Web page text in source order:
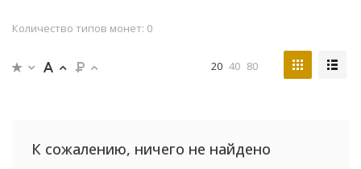
Количество типов монет: 0
20 40 80
К сожалению, ничего не найдено